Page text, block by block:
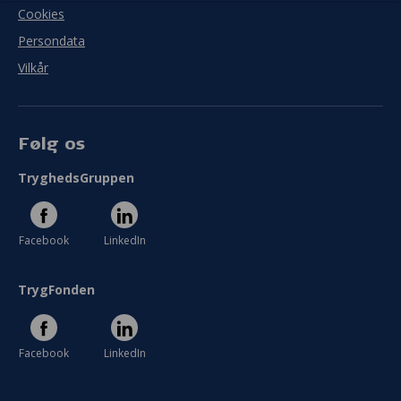
I meget ringe grad
Se hele evaluering
Cookies
Persondata
Vilkår
Følg os
TryghedsGruppen
Facebook LinkedIn
TrygFonden
Facebook LinkedIn